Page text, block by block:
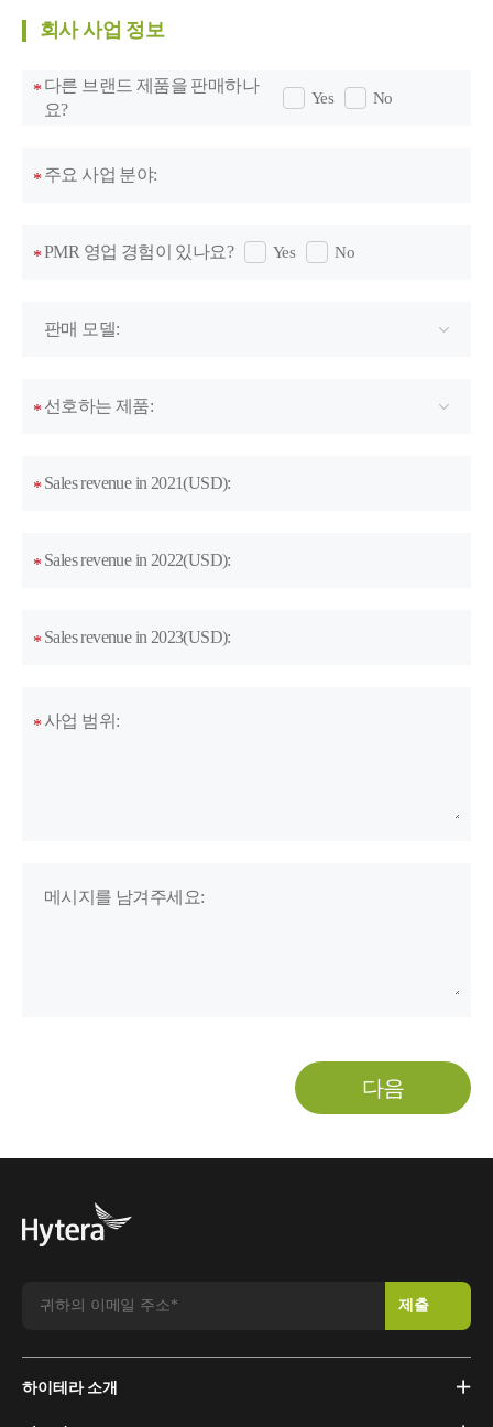
회사 사업 정보
* 다른 브랜드 제품을 판매하나
요?
Yes No
* 주요 사업 분야:
*PMR 영업 경험이 있나요? Yes No
판매 모델:
* 선호하는 제품:
* Sales revenue in 2021(USD):
* Sales revenue in 2022(USD):
* Sales revenue in 2023(USD):
* 사업 범위:
메시지를 남겨주세요:
다음
하이테라 소개